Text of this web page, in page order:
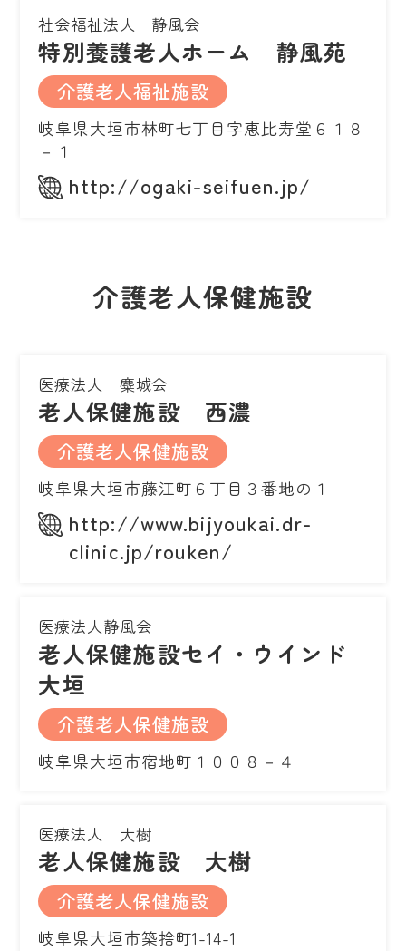
社会福祉法人 静風会
特別養護老人ホーム 静風苑
介護老人福祉施設
岐阜県大垣市林町七丁目字恵比寿堂６１８
－１
http://ogaki-seifuen.jp/
介護老人保健施設
医療法人 麋城会
老人保健施設 西濃
介護老人保健施設
岐阜県大垣市藤江町６丁目３番地の１
http://www.bijyoukai.dr-
clinic.jp/rouken/
医療法人静風会
老人保健施設セイ・ウインド
大垣
介護老人保健施設
岐阜県大垣市宿地町１００８－４
医療法人 大樹
老人保健施設 大樹
介護老人保健施設
岐阜県大垣市築捨町1-14-1